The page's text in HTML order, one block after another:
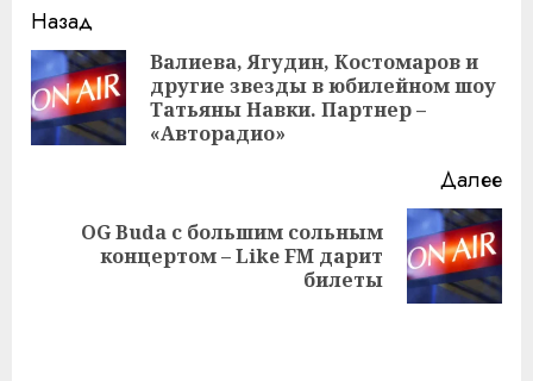
Навигация
записи
Назад
Валиева, Ягудин, Костомаров и
другие звезды в юбилейном шоу
Татьяны Навки. Партнер –
«Авторадио»
Далее
Следующая
OG Buda с большим сольным
концертом – Like FM дарит
билеты